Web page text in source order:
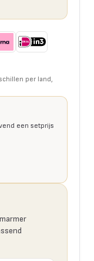
per land,
een setprijs